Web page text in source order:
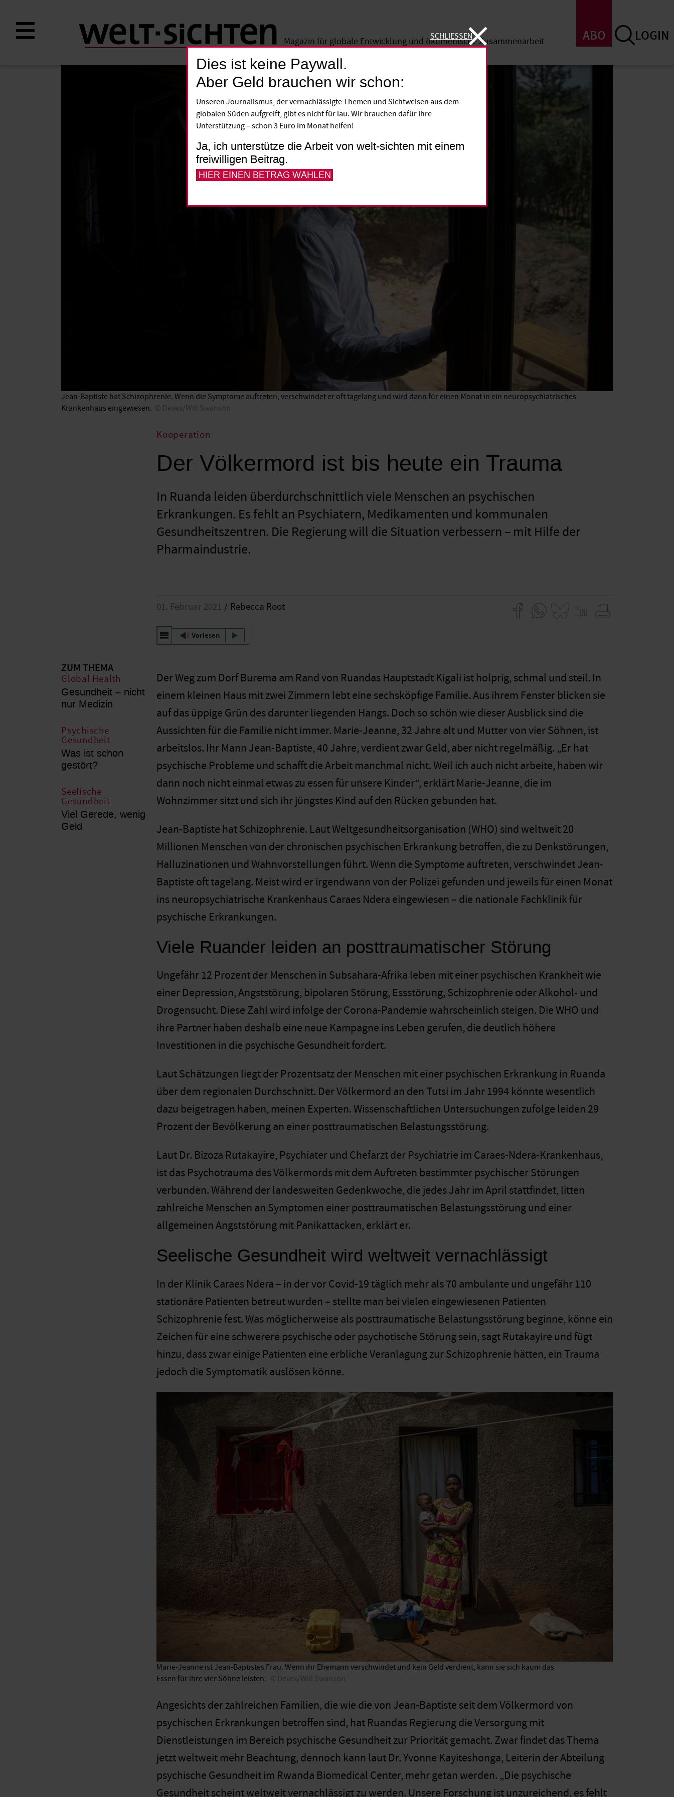
Inhalt
ABO LOGIN
Magazin für globale Entwicklung und ökumenische Zusammenarbeit
Jean-Baptiste hat Schizophrenie. Wenn die Symptome auftreten, verschwindet er oft tagelang und wird dann für einen Monat in ein neuropsychiatrisches
Krankenhaus eingewiesen.
Devex/Will Swanson
Kooperation
Der Völkermord ist bis heute ein Trauma
In Ruanda leiden überdurchschnittlich viele Menschen an psychischen
Erkrankungen. Es fehlt an Psychiatern, Medikamenten und kommunalen
Gesundheitszentren. Die Regierung will die Situation verbessern – mit Hilfe der
Pharmaindustrie.
ZUM THEMA
Global Health
Gesundheit – nicht
nur Medizin
Psychische
Gesundheit
Was ist schon
gestört?
Seelische
Gesundheit
Viel Gerede, wenig
Geld
01. Februar 2021 Rebecca Root
Vorlesen
Der Weg zum Dorf Burema am Rand von Ruandas Hauptstadt Kigali ist holprig, schmal und steil. In
einem kleinen Haus mit zwei Zimmern lebt eine sechsköpfige Familie. Aus ihrem Fenster blicken sie
auf das üppige Grün des darunter liegenden Hangs. Doch so schön wie dieser Ausblick sind die
Aussichten für die Familie nicht immer. Marie-Jeanne, 32 Jahre alt und Mutter von vier Söhnen, ist
arbeitslos. Ihr Mann Jean-Baptiste, 40 Jahre, verdient zwar Geld, aber nicht regelmäßig. „Er hat
psychische Probleme und schafft die Arbeit manchmal nicht. Weil ich auch nicht arbeite, haben wir
dann noch nicht einmal etwas zu essen für unsere Kinder“, erklärt Marie-Jeanne, die im
Wohnzimmer sitzt und sich ihr jüngstes Kind auf den Rücken gebunden hat.
Jean-Baptiste hat Schizophrenie. Laut Weltgesundheitsorganisation (WHO) sind weltweit 20
Millionen Menschen von der chronischen psychischen Erkrankung betroffen, die zu Denkstörungen,
Halluzinationen und Wahnvorstellungen führt. Wenn die Symptome auftreten, verschwindet Jean-
Baptiste oft tagelang. Meist wird er irgendwann von der Polizei gefunden und jeweils für einen Monat
ins neuropsychiatrische Krankenhaus Caraes Ndera eingewiesen – die nationale Fachklinik für
psychische Erkrankungen.
Viele Ruander leiden an posttraumatischer Störung
Ungefähr 12 Prozent der Menschen in Subsahara-Afrika leben mit einer psychischen Krankheit wie
einer Depression, Angststörung, bipolaren Störung, Essstörung, Schizophrenie oder Alkohol- und
Drogensucht. Diese Zahl wird infolge der Corona-Pandemie wahrscheinlich steigen. Die WHO und
ihre Partner haben deshalb eine neue Kampagne ins Leben gerufen, die deutlich höhere
Investitionen in die psychische Gesundheit fordert.
Laut Schätzungen liegt der Prozentsatz der Menschen mit einer psychischen Erkrankung in Ruanda
über dem regionalen Durchschnitt. Der Völkermord an den Tutsi im Jahr 1994 könnte wesentlich
dazu beigetragen haben, meinen Experten. Wissenschaftlichen Untersuchungen zufolge leiden 29
Prozent der Bevölkerung an einer posttraumatischen Belastungsstörung.
Laut Dr. Bizoza Rutakayire, Psychiater und Chefarzt der Psychiatrie im Caraes-Ndera-Krankenhaus,
ist das Psychotrauma des Völkermords mit dem Auftreten bestimmter psychischer Störungen
verbunden. Während der landesweiten Gedenkwoche, die jedes Jahr im April stattfindet, litten
zahlreiche Menschen an Symptomen einer posttraumatischen Belastungsstörung und einer
allgemeinen Angststörung mit Panikattacken, erklärt er.
Seelische Gesundheit wird weltweit vernachlässigt
In der Klinik Caraes Ndera – in der vor Covid-19 täglich mehr als 70 ambulante und ungefähr 110
stationäre Patienten betreut wurden – stellte man bei vielen eingewiesenen Patienten
Schizophrenie fest. Was möglicherweise als posttraumatische Belastungsstörung beginne, könne ein
Zeichen für eine schwerere psychische oder psychotische Störung sein, sagt Rutakayire und fügt
hinzu, dass zwar einige Patienten eine erbliche Veranlagung zur Schizophrenie hätten, ein Trauma
jedoch die Symptomatik auslösen könne.
Marie-Jeanne ist Jean-Baptistes Frau. Wenn ihr Ehemann verschwindet und kein Geld verdient, kann sie sich kaum das
Essen für ihre vier Söhne leisten.
Devex/Will Swanson
Angesichts der zahlreichen Familien, die wie die von Jean-Baptiste seit dem Völkermord von
psychischen Erkrankungen betroffen sind, hat Ruandas Regierung die Versorgung mit
Dienstleistungen im Bereich psychische Gesundheit zur Priorität gemacht. Zwar findet das Thema
jetzt weltweit mehr Beachtung, dennoch kann laut Dr. Yvonne Kayiteshonga, Leiterin der Abteilung
psychische Gesundheit im Rwanda Biomedical Center, mehr getan werden. „Die psychische
Gesundheit scheint weltweit vernachlässigt zu werden. Unsere Forschung ist unzureichend, es fehlt
SCHLIESSEN
Dies ist keine Paywall.
Aber Geld brauchen wir schon:
Unseren Journalismus, der vernachlässigte Themen und Sichtweisen aus dem
globalen Süden aufgreift, gibt es nicht für lau. Wir brauchen dafür Ihre
Unterstützung – schon 3 Euro im Monat helfen!
Ja, ich unterstütze die Arbeit von welt-sichten mit einem
freiwilligen Beitrag.
HIER EINEN BETRAG WÄHLEN